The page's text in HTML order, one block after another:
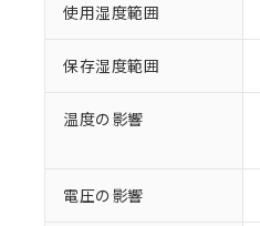
使用湿度範囲
保存湿度範囲
温度の影響
電圧の影響